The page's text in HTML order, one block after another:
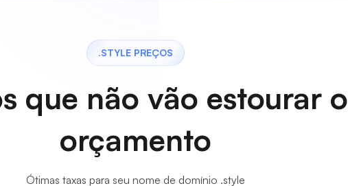
.STYLE PREÇOS
que não vão estourar o
orçamento
Ótimas taxas para seu nome de domínio .style